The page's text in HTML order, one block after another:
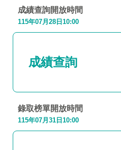
成績查詢開放時間
115年07月28日10:00
成績查詢
錄取榜單開放時間
115年07月31日10:00